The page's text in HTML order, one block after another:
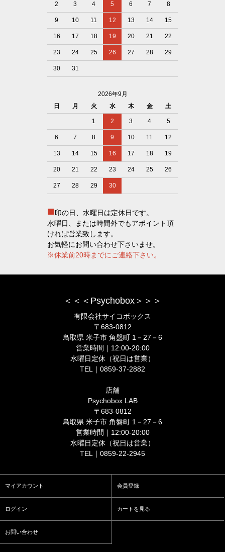
2 3 4 5 6 7 8
9 10 11 12 13 14 15
16 17 18 19 20 21 22
23 24 25 26 27 28 29
30 31
2026年9月
日
月 火 水 木 金 土
1 2 3 4 5
6 7 8 9 10 11 12
13 14 15 16 17 18 19
20 21 22 23 24 25 26
27 28 29 30
■印の日、水曜日は定休日です。
水曜日、または時間外でもアポイント頂
ければ営業致します。
お気軽にお問い合わせ下さいませ。
※休業前20時までにご連絡下さい。
＜＜＜Psychobox＞＞＞
有限会社サイコボックス
〒683-0812
鳥取県 米子市 角盤町 1－27－6
営業時間｜12:00-20:00
水曜日定休（祝日は営業）
TEL｜0859-37-2882
店舗
Psychobox LAB
〒683-0812
鳥取県 米子市 角盤町 1－27－6
営業時間｜12:00-20:00
水曜日定休（祝日は営業）
TEL｜0859-22-2945
マイアカウント 会員登録
ログイン カートを見る
お問い合わせ